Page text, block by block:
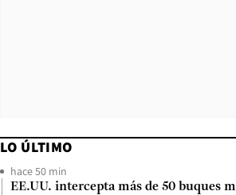
LO ÚLTIMO
hace 50 min
EE.UU. intercepta más de 50 buques